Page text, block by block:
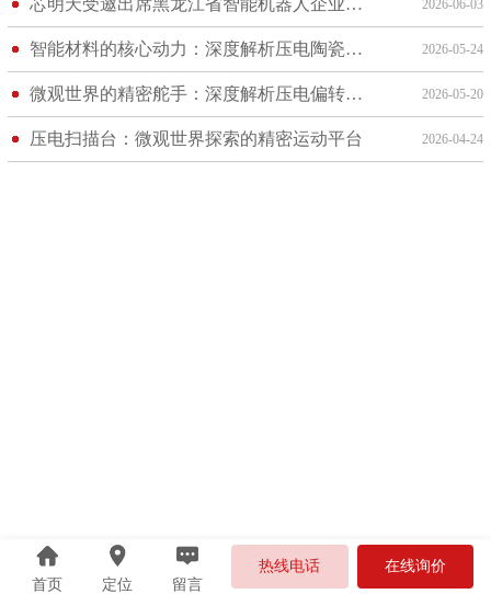
芯明天受邀出席黑龙江省智能机器人企业座谈会—共话产业发展 2026-06-03
智能材料的核心动力：深度解析压电陶瓷的逆压电效应与高压驱动操作 2026-05-24
微观世界的精密舵手：深度解析压电偏转台的角度调节机制与实操维护 2026-05-20
压电扫描台：微观世界探索的精密运动平台 2026-04-24
首页 定位 留言
热线电话 在线询价